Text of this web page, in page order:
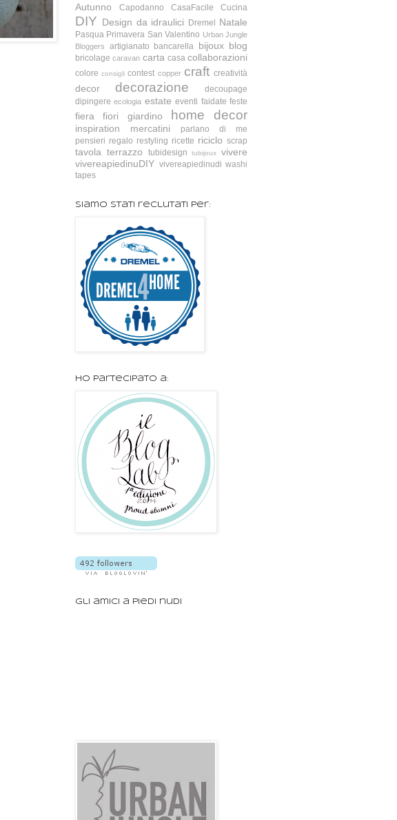
Autunno Capodanno CasaFacile Cucina
DIY Design da idraulici Dremel Natale
Pasqua Primavera San Valentino Urban Jungle
Bloggers
artigianato bancarella bijoux blog
bricolage caravan carta casa collaborazioni
colore consigli contest copper craft creatività
decor decorazione
decoupage
dipingere ecologia estate eventi faidate feste
fiera fiori giardino home decor
inspiration mercatini
parlano di me
pensieri regalo restyling ricette riciclo scrap
tavola terrazzo tubidesign tubijoux
vivere
vivereapiedinuDIY vivereapiedinudi washi
tapes
Siamo stati reclutati per:
Ho partecipato a:
Gli amici a piedi nudi